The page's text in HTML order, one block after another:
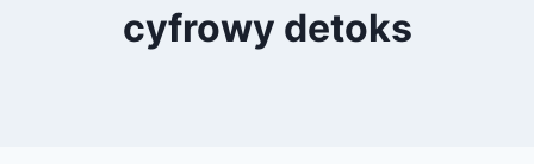
cyfrowy detoks